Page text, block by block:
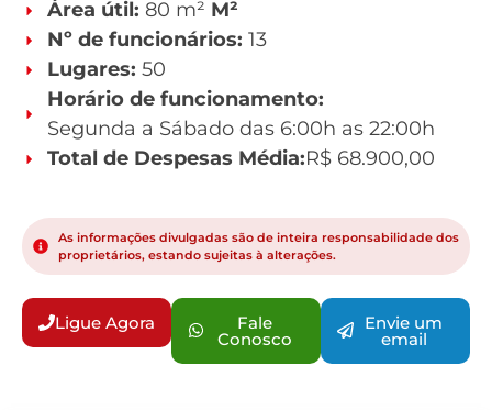
Área útil: 80 m² M²
Nº de funcionários: 13
Lugares: 50
Horário de funcionamento:
Segunda a Sábado das 6:00h as 22:00h
Total de Despesas Média:R$ 68.900,00
As informações divulgadas são de inteira responsabilidade dos
proprietários, estando sujeitas à alterações.
Ligue Agora Fale
Conosco
Envie um
email